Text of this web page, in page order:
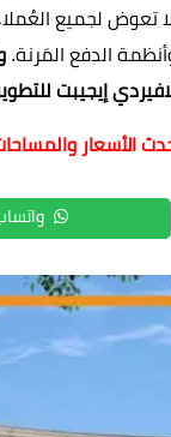
لجميع
الدفع المَرنة.
إيجيبت
الأسعار